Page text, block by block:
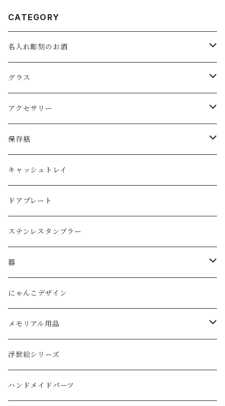
CATEGORY
名入れ彫刻のお酒
スパークリングワイン
ワイン
日本酒
グラス
ロックグラス・オールドグラス
フリーグラス
ジョッキグラス・ビアグラス
子供用グラス
タンブラー
ダブルウォールグラス
アクセサリー
ピアス
ネックレス
保存瓶
１リットル
３リットル
キャッシュトレイ
ドアプレート
ステンレスタンブラー
器
ボウル
にゃんこデザイン
メモリアル用品
ペットの墓石
浮世絵シリーズ
ハンドメイドパーツ